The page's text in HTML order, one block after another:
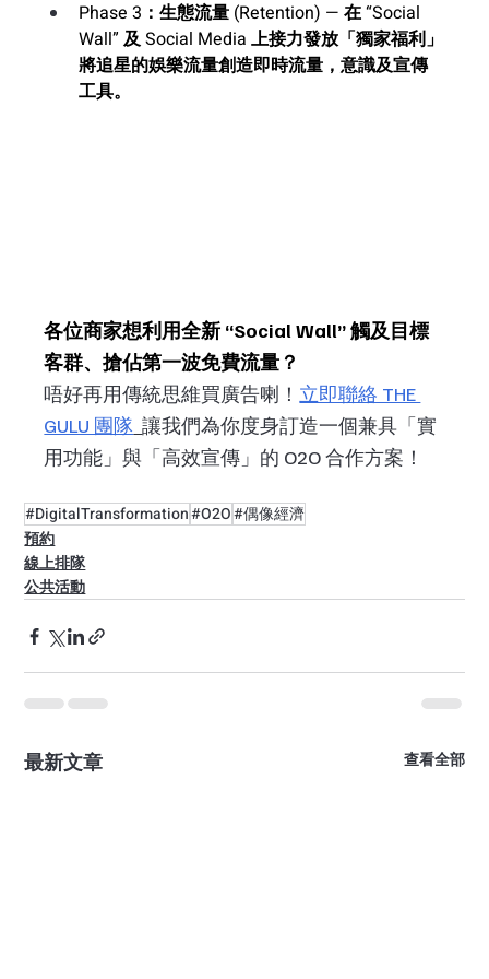
Phase 3：生態流量 (Retention) — 在 “Social
Wall” 及 Social Media 上接力發放「獨家福利」
將追星的娛樂流量創造即時流量，意識及宣傳
工具。
各位商家想利用全新 “Social Wall” 觸及目標
客群、搶佔第一波免費流量？
唔好再用傳統思維買廣告喇！ 立即聯絡 THE
GULU 團隊 讓我們為你度身訂造一個兼具「實
用功能」與「高效宣傳」的 O2O 合作方案！
#DigitalTransformation#O2O#偶像經濟
預約
線上排隊
公共活動
最新文章 查看全部